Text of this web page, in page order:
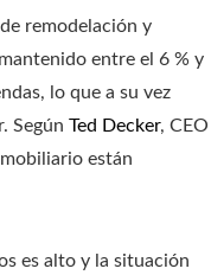
remodelación y
entre el 6 % y
lo que a su vez
Según Ted Decker, CEO
están
es alto y la situación